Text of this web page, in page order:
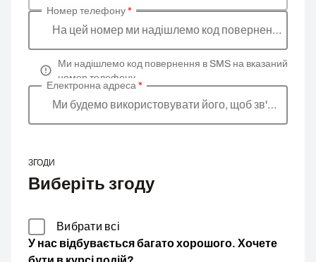
На цей номер ми надішлемо код повернення
Номер телефону*
Ми надішлемо код повернення в SMS на вказаний
номер телефону
Ми будемо використовувати його, щоб зв'язатися
Електронна адреса*
ЗГОДИ
Виберіть згоду
Вибрати всі
У нас відбувається багато хорошого. Хочете